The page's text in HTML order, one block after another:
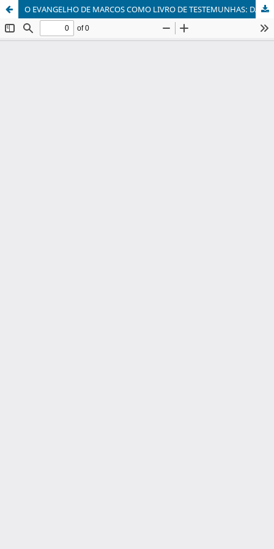
O EVANGELHO DE MARCOS COMO LIVRO DE TESTEMUNHAS: DA TESTEMUNHA OCULAR PARA AS MUITAS TESTEMUNHAS